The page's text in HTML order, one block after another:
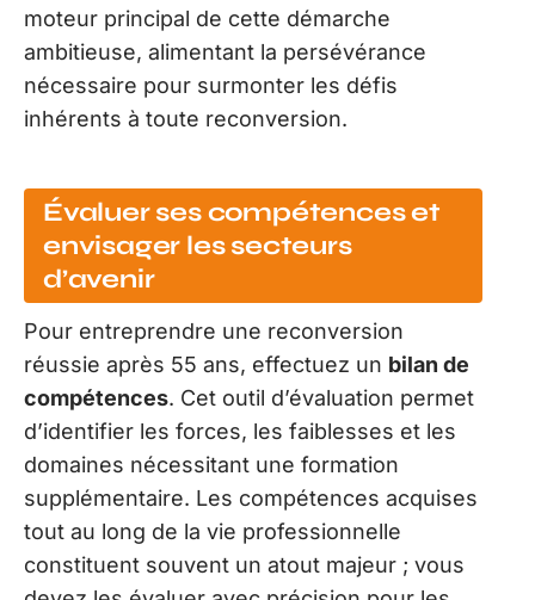
moteur principal de cette démarche
ambitieuse, alimentant la persévérance
nécessaire pour surmonter les défis
inhérents à toute reconversion.
Évaluer ses compétences et
envisager les secteurs
d’avenir
Pour entreprendre une reconversion
réussie après 55 ans, effectuez un bilan de
compétences. Cet outil d’évaluation permet
d’identifier les forces, les faiblesses et les
domaines nécessitant une formation
supplémentaire. Les compétences acquises
tout au long de la vie professionnelle
constituent souvent un atout majeur ; vous